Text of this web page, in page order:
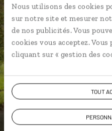
Nous utilisons des cookies
sur notre site et mesurer
de nos publicités. Vous
cookies vous acceptez.
cliquant sur « gestion des
TOUT
téléphone.
Vous gardez le
pendant et après
Construisez votre